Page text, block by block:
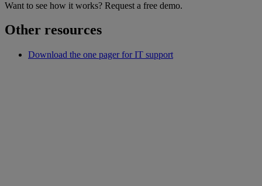
Want to see how it works? Request a free demo.
Other resources
Download the one pager for IT support